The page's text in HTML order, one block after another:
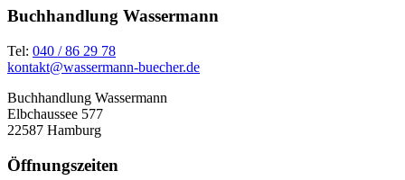
Buchhandlung Wassermann
Tel: 040 / 86 29 78
kontakt@wassermann-buecher.de
Buchhandlung Wassermann
Elbchaussee 577
22587 Hamburg
Öffnungszeiten